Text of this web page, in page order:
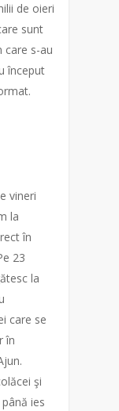
de oieri
sunt
care s-au
început
vineri
la
în
23
la
care se
în
şi
ies